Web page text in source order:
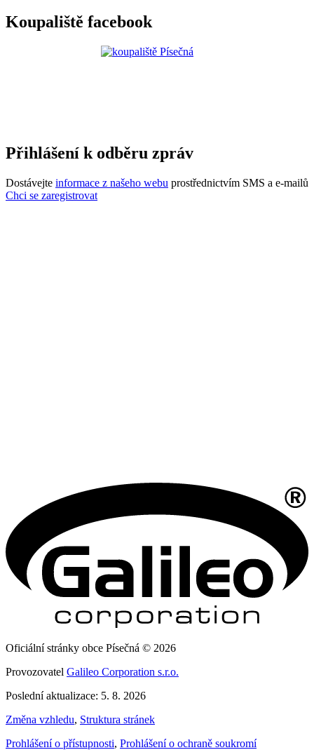
Koupaliště facebook
Přihlášení k odběru zpráv
Dostávejte informace z našeho webu prostřednictvím SMS a e-mailů
Chci se zaregistrovat
Oficiální stránky obce Písečná © 2026
Provozovatel Galileo Corporation s.r.o.
Poslední aktualizace: 5. 8. 2026
Změna vzhledu, Struktura stránek
Prohlášení o přístupnosti, Prohlášení o ochraně soukromí